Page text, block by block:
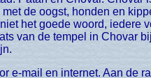
de oogst, honden en
het goede woord, iedere
van de tempel in Chovar